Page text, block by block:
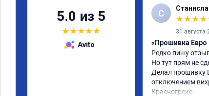
5.0 из 5
★★★★★
Avito
С
★★★★
31 августа
«Прошивка Евро
Редко пишу
Но тут прям не
Делал прошивку
отключением
Красногрске.